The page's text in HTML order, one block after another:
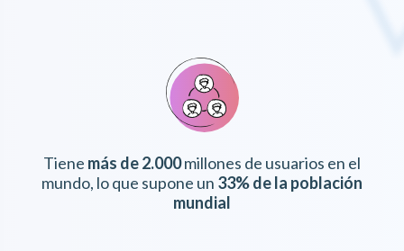
Tiene más de 2.000millones de usuarios en el
mundo, lo que supone un 33% de la población
mundial